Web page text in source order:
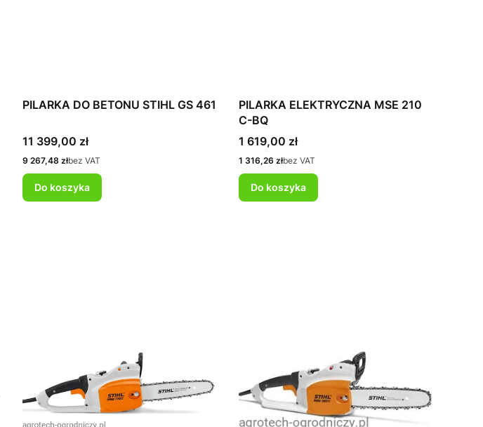
PILARKA DO BETONU STIHL GS 461
Cena
11 399,00 zł
Cena
9 267,48 złbez VAT
Do koszyka
PILARKA ELEKTRYCZNA MSE 210
C-BQ
Cena
1 619,00 zł
Cena
1 316,26 złbez VAT
Do koszyka